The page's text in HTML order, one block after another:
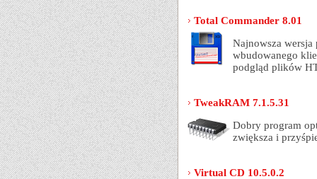
Total Commander 8.01
Najnowsza wersja
wbudowanego
podgląd plików
TweakRAM 7.1.5.31
Dobry program
zwiększa i
Virtual CD 10.5.0.2